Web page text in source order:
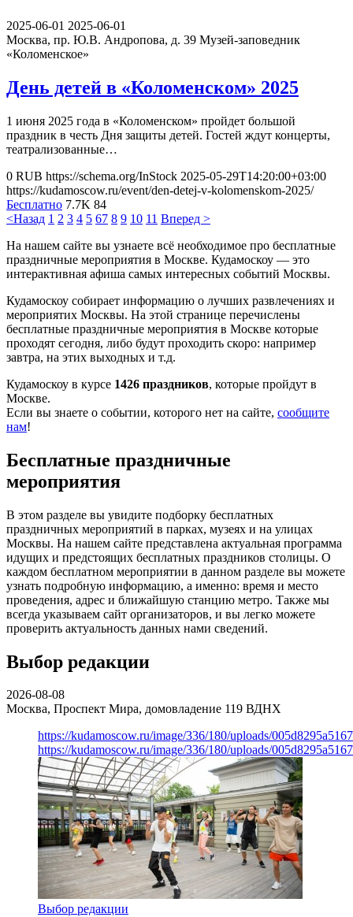
2025-06-01 2025-06-01
Москва, пр. Ю.В. Андропова, д. 39 Музей-заповедник
«Коломенское»
День детей в «Коломенском» 2025
1 июня 2025 года в «Коломенском» пройдет большой
праздник в честь Дня защиты детей. Гостей ждут концерты,
театрализованные…
0 RUB https://schema.org/InStock 2025-05-29T14:20:00+03:00
https://kudamoscow.ru/event/den-detej-v-kolomenskom-2025/
Бесплатно 7.7K 84
<Назад 1 2 3 4 5 67 8 9 10 11 Вперед >
На нашем сайте вы узнаете всё необходимое про бесплатные
праздничные мероприятия в Москве. Кудамоскоу — это
интерактивная афиша самых интересных событий Москвы.
Кудамоскоу собирает информацию о лучших развлечениях и
мероприятих Москвы. На этой странице перечислены
бесплатные праздничные мероприятия в Москве которые
проходят сегодня, либо будут проходить скоро: например
завтра, на этих выходных и т.д.
Кудамоскоу в курсе 1426 праздников, которые пройдут в
Москве.
Если вы знаете о событии, которого нет на сайте, сообщите
нам!
Бесплатные праздничные
мероприятия
В этом разделе вы увидите подборку бесплатных
праздничных мероприятий в парках, музеях и на улицах
Москвы. На нашем сайте представлена актуальная программа
идущих и предстоящих бесплатных праздников столицы. О
каждом бесплатном мероприятии в данном разделе вы можете
узнать подробную информацию, а именно: время и место
проведения, адрес и ближайшую станцию метро. Также мы
всегда указываем сайт организаторов, и вы легко можете
проверить актуальность данных нами сведений.
Выбор редакции
2026-08-08
Москва, Проспект Мира, домовладение 119 ВДНХ
https://kudamoscow.ru/image/336/180/uploads/
https://kudamoscow.ru/image/336/180/uploads/
Выбор редакции